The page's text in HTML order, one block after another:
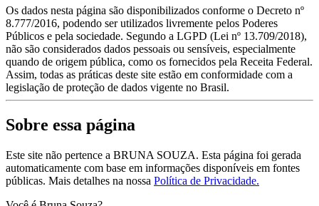
Os dados nesta página são disponibilizados conforme o Decreto nº
8.777/2016, podendo ser utilizados livremente pelos Poderes
Públicos e pela sociedade. Segundo a LGPD (Lei nº 13.709/2018),
não são considerados dados pessoais ou sensíveis, especialmente
quando de origem pública, como os fornecidos pela Receita Federal.
Assim, todas as práticas deste site estão em conformidade com a
legislação de proteção de dados vigente no Brasil.
Sobre essa página
Este site não pertence a BRUNA SOUZA. Esta página foi gerada
automaticamente com base em informações disponíveis em fontes
públicas. Mais detalhes na nossa Política de Privacidade.